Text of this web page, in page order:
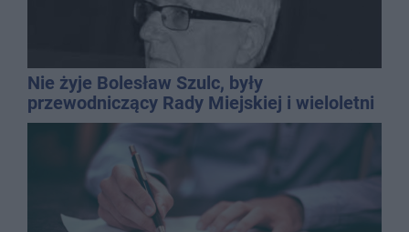
Nie żyje Bolesław Szulc, były
przewodniczący Rady Miejskiej i wieloletni
dyrektor SP 14